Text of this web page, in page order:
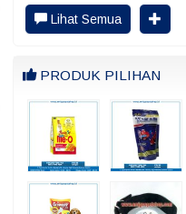
Lihat Semua
PRODUK PILIHAN